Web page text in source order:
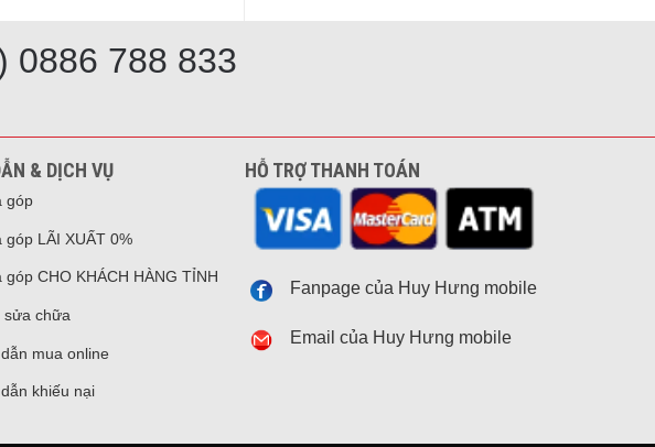
0886 788 833
& DỊCH VỤ
góp
góp LÃI XUẤT 0%
góp CHO KHÁCH HÀNG TỈNH
sửa chữa
mua online
khiếu nại
HỖ TRỢ THANH TOÁN
Fanpage của Huy Hưng mobile
Email của Huy Hưng mobile